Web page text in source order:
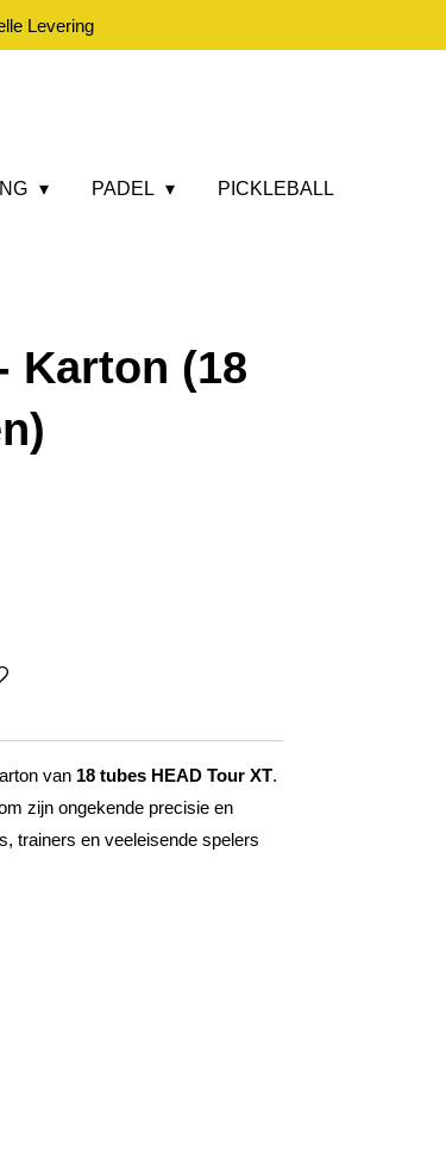
Levering
PADEL PICKLEBALL
Karton (18
van 18 tubes HEAD Tour XT.
zijn ongekende precisie en
trainers en veeleisende spelers